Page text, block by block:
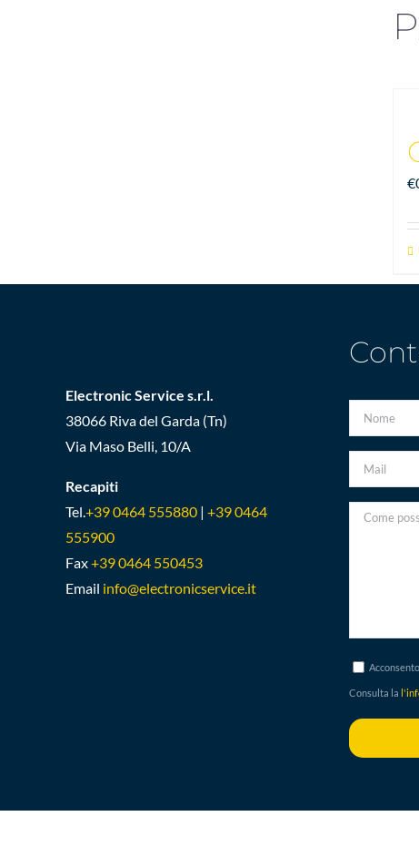
€
Electronic Service s.r.l.
38066 Riva del Garda (Tn)
Via Maso Belli, 10/A
Recapiti
Tel.+39 0464 555880 | +39 0464
555900
Fax+39 0464 550453
Email info@electronicservice.it
Consulta la